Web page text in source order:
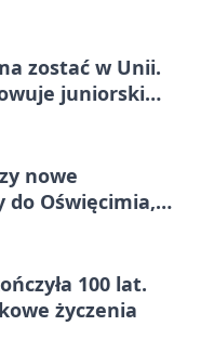
zostać w Unii.
juniorski
nowe
do Oświęcimia,
100 lat.
życzenia